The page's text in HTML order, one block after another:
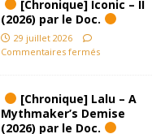
[Chronique] Iconic – II
(2026) par le Doc.
29 juillet 2026
Commentaires fermés
[Chronique] Lalu – A
Mythmaker’s Demise
(2026) par le Doc.